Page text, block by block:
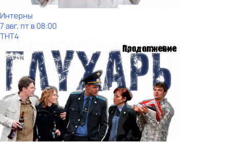
Интерны
7 авг, пт в 08:00
ТНТ4